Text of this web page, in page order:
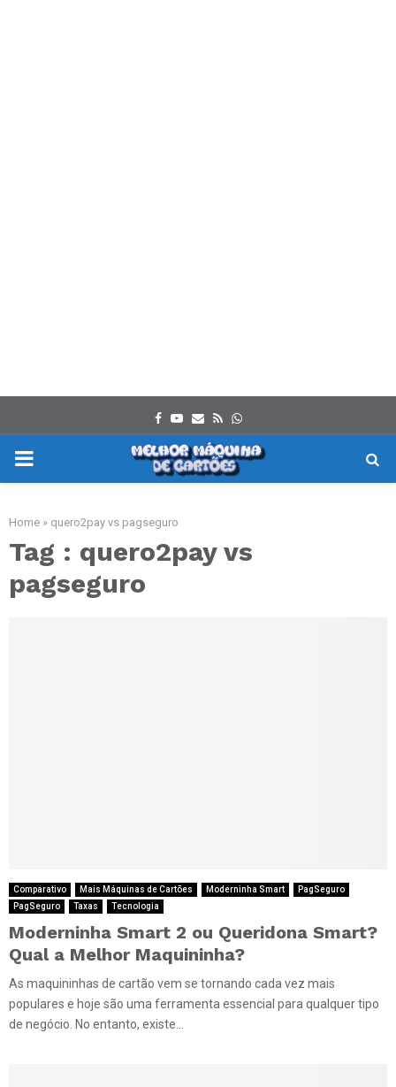
Facebook
Youtube
Email
RssWhatsapp
PRIMARY
Home » quero2pay vs pagseguro
Tag : quero2pay vs
pagseguro
Comparativo Mais Máquinas de Cartões Moderninha Smart
PagSeguro
PagSeguro
Taxas Tecnologia
Moderninha Smart 2 ou Queridona Smart?
Qual a Melhor Maquininha?
As maquininhas de cartão vem se tornando cada vez mais
populares e hoje são uma ferramenta essencial para qualquer tipo
de negócio. No entanto, existe...